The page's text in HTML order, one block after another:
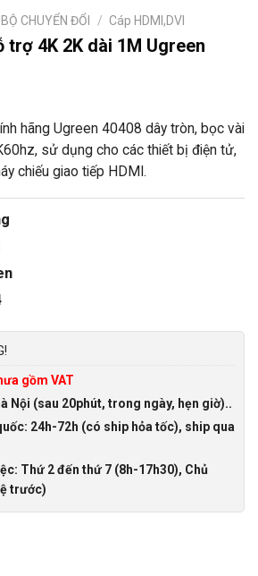
CHUYỂN ĐỔI / Cáp HDMI,DVI
trợ 4K 2K dài 1M Ugreen
hãng Ugreen 40408 dây tròn, bọc vài
sử dụng cho các thiết bị điện tử,
chiếu giao tiếp HDMI.
gồm VAT
Nội (sau 20phút, trong ngày, hẹn giờ)..
24h-72h (có ship hỏa tốc), ship qua
Thứ 2 đến thứ 7 (8h-17h30), Chủ
trước)